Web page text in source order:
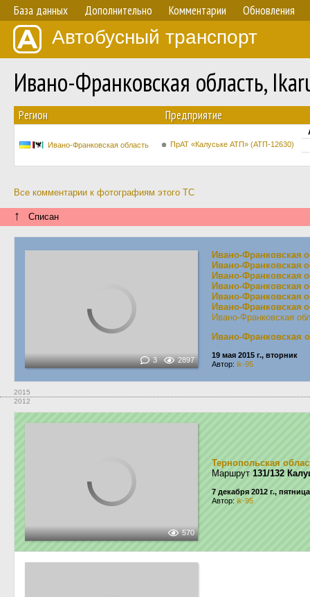
База данных Дополнительно Комментарии Обновления
Автобусный транспорт
Ивано-Франковская область,
Регион Предприятие
Ивано-Франковская область ПрАТ «Калуське АТП» (АТП-12630)
Все комментарии к фотографиям этого ТС
↑ Списан
3 2897
Ивано-Франковская
Ивано-Франковская
Ивано-Франковская
Ивано-Франковская
Ивано-Франковская
Ивано-Франковская
Ивано-Франковская
Ивано-Франковская
19 мая 2015 г., вторник
Автор: ik-95
2015
2012
570
Тернопольская
Маршрут 131/132
7 декабря 2012 г., пятница
Автор: ik-95